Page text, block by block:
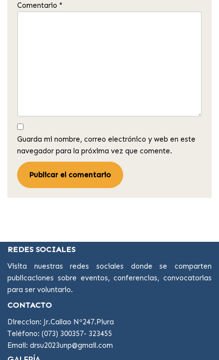
Comentario *
Guarda mi nombre, correo electrónico y web en este
navegador para la próxima vez que comente.
REDES SOCIALES
Visita nuestras redes sociales donde se comparten
publicaciones sobre eventos, conferencias, convocatorias
para ser voluntario.
CONTACTO
Direccion: Jr.Callao Nº247.Piura
Teléfono: (073) 300357- 323455
Email: drsu2023unp@gmail.com